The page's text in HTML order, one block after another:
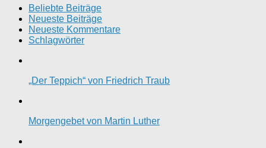
Beliebte Beiträge
Neueste Beiträge
Neueste Kommentare
Schlagwörter
„Der Teppich“ von Friedrich Traub
Morgengebet von Martin Luther